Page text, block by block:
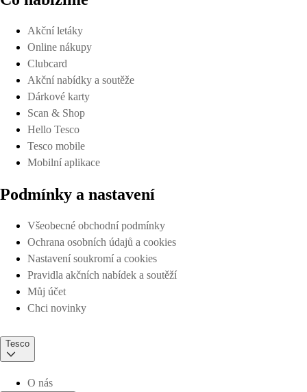
Akční letáky
Online nákupy
Clubcard
Akční nabídky a soutěže
Dárkové karty
Scan & Shop
Hello Tesco
Tesco mobile
Mobilní aplikace
Podmínky a nastavení
Všeobecné obchodní podmínky
Ochrana osobních údajů a cookies
Nastavení soukromí a cookies
Pravidla akčních nabídek a soutěží
Můj účet
Chci novinky
Tesco
O nás